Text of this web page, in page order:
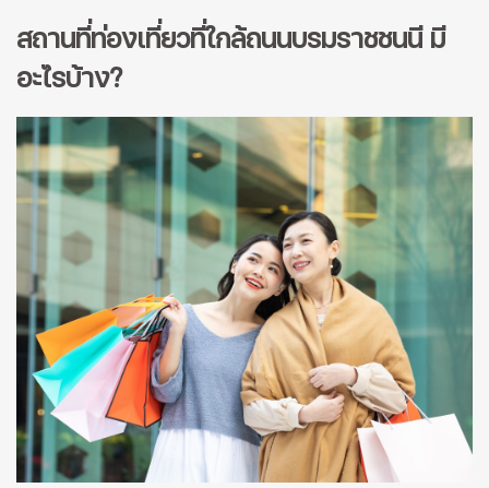
สถานที่ท่องเที่ยวที่ใกล้ถนนบรมราชชนนี มี
อะไรบ้าง?